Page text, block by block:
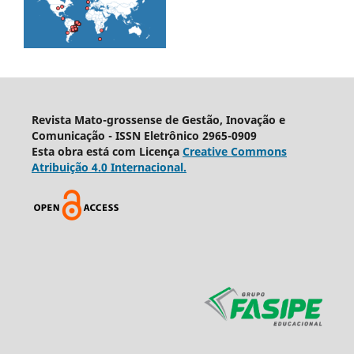
Revista Mato-grossense de Gestão, Inovação e
Comunicação - ISSN Eletrônico 2965-0909
Esta obra está com Licença Creative Commons
Atribuição 4.0 Internacional.